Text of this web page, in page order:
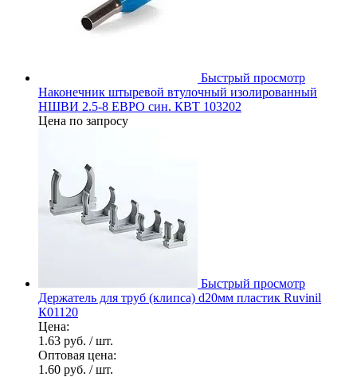
Быстрый просмотр
Наконечник штыревой втулочный изолированный
НШВИ 2.5-8 ЕВРО син. КВТ 103202
Цена по запросу
Быстрый просмотр
Держатель для труб (клипса) d20мм пластик Ruvinil
К01120
Цена:
1.63 руб. / шт.
Оптовая цена:
1.60 руб. / шт.